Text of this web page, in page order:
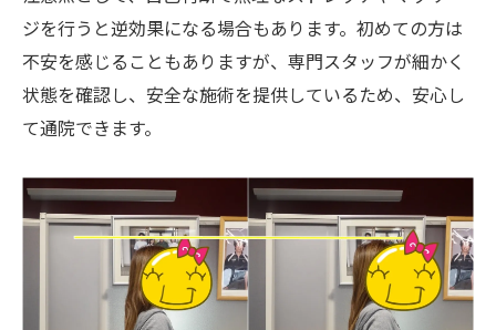
ジを行うと逆効果になる場合もあります。初めての方は
不安を感じることもありますが、専門スタッフが細かく
状態を確認し、安全な施術を提供しているため、安心し
て通院できます。